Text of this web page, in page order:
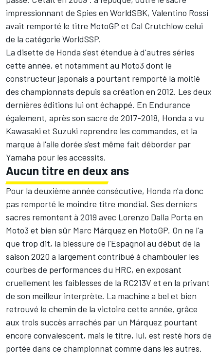
impressionnant de Spies en WorldSBK, Valentino Rossi
avait remporté le titre MotoGP et Cal Crutchlow celui
de la catégorie WorldSSP.
La disette de Honda s'est étendue à d'autres séries
cette année, et notamment au Moto3 dont le
constructeur japonais a pourtant remporté la moitié
des championnats depuis sa création en 2012. Les deux
dernières éditions lui ont échappé. En Endurance
également, après son sacre de 2017-2018, Honda a vu
Kawasaki et Suzuki reprendre les commandes, et la
marque à l'aile dorée s'est même fait déborder par
Yamaha pour les accessits.
Aucun titre en deux ans
Pour la deuxième année consécutive, Honda n'a donc
pas remporté le moindre titre mondial. Ses derniers
sacres remontent à 2019 avec Lorenzo Dalla Porta en
Moto3 et bien sûr Marc Márquez en MotoGP. On ne l'a
que trop dit, la blessure de l'Espagnol au début de la
saison 2020 a largement contribué à chambouler les
courbes de performances du HRC, en exposant
cruellement les faiblesses de la RC213V et en la privant
de son meilleur interprète. La machine a bel et bien
retrouvé le chemin de la victoire cette année, grâce
aux trois succès arrachés par un Márquez pourtant
encore convalescent, mais le titre, lui, est resté hors de
portée dans ce championnat comme dans les autres.